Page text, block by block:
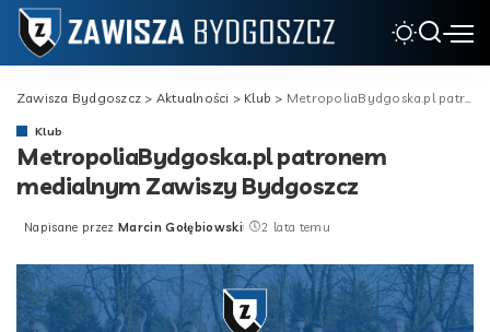
Zawisza Bydgoszcz > Aktualności > Klub > MetropoliaBydgoska.pl patronem medialnym Zawiszy Bydgoszcz
Klub
MetropoliaBydgoska.pl patronem
medialnym Zawiszy Bydgoszcz
Posted
Napisane przez Marcin Gołębiowski 2 lata temu